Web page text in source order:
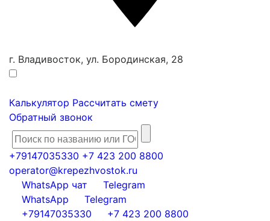
г. Владивосток, ул. Бородинская, 28
Калькулятор Рассчитать смету
Обратный звонок
+79147035330 +7 423 200 8800
operator@krepezhvostok.ru
WhatsApp чат
Telegram
WhatsApp
Telegram
+79147035330
+7 423 200 8800